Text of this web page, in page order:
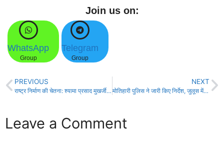
Join us on:
WhatsApp
Group
Telegram
Group
PREVIOUS
राष्ट्र निर्माण की चेतना: श्यामा प्रसाद मुखर्जी और बाल गंगाधर तिलक के जीवन से प्रेरणा”!
NEXT
मोतिहारी पुलिस ने जारी किए निर्देश, जुलूस में डीजे और हथियार पर प्रतिबंध!
Leave a Comment